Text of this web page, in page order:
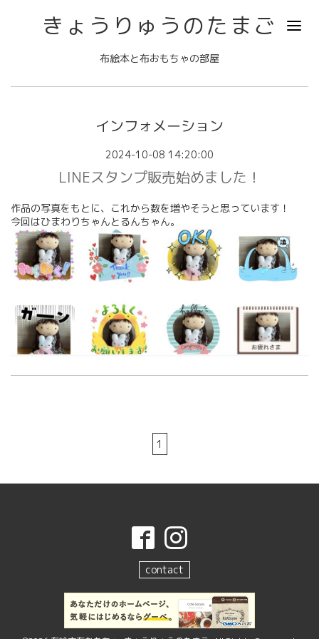
きょうりゅうのたまご
布絵本と布おもちゃの部屋
インフォメーション
2024-10-08 14:20:00
LINEスタンプ販売始めました！
作品の写真をもとに、これから数を増やそうと思っています！
今回はひまわりちゃんとるんちゃん。
1
contact